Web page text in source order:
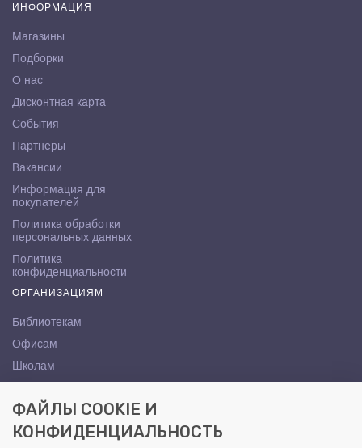
ИНФОРМАЦИЯ
Магазины
Подборки
О нас
Дисконтная карта
События
Партнёры
Вакансии
Информация для
покупателей
Политика обработки
персональных данных
Политика
конфиденциальности
ОРГАНИЗАЦИЯМ
Библиотекам
Офисам
Школам
КОНТАКТЫ
Саратов, ул. Осипова, 10А
ФАЙЛЫ COOKIE И
КОНФИДЕНЦИАЛЬНОСТЬ